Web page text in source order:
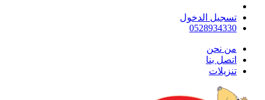
تسجيل الدخول
0528934330
ﻣﻦ ﻧﺤﻦ
اتصل بنا
تنزيلات